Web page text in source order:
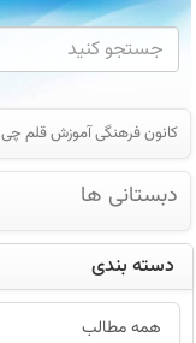
کانون فرهنگی آموزش قلم چی
دبستانی ها
دسته بندی
همه مطالب